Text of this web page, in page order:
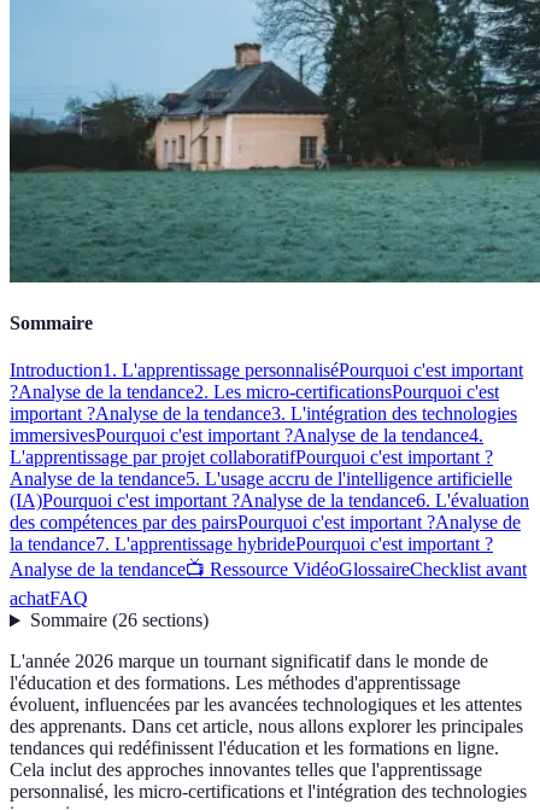
Sommaire
Introduction1. L'apprentissage personnaliséPourquoi c'est important
?Analyse de la tendance2. Les micro-certificationsPourquoi c'est
important ?Analyse de la tendance3. L'intégration des technologies
immersivesPourquoi c'est important ?Analyse de la tendance4.
L'apprentissage par projet collaboratifPourquoi c'est important ?
Analyse de la tendance5. L'usage accru de l'intelligence artificielle
(IA)Pourquoi c'est important ?Analyse de la tendance6. L'évaluation
des compétences par des pairsPourquoi c'est important ?Analyse de
la tendance7. L'apprentissage hybridePourquoi c'est important ?
Analyse de la tendance📺 Ressource VidéoGlossaireChecklist avant
achatFAQ
Sommaire(26 sections)
L'année 2026 marque un tournant significatif dans le monde de
l'éducation et des formations. Les méthodes d'apprentissage
évoluent, influencées par les avancées technologiques et les attentes
des apprenants. Dans cet article, nous allons explorer les principales
tendances qui redéfinissent l'éducation et les formations en ligne.
Cela inclut des approches innovantes telles que l'apprentissage
personnalisé, les micro-certifications et l'intégration des technologies